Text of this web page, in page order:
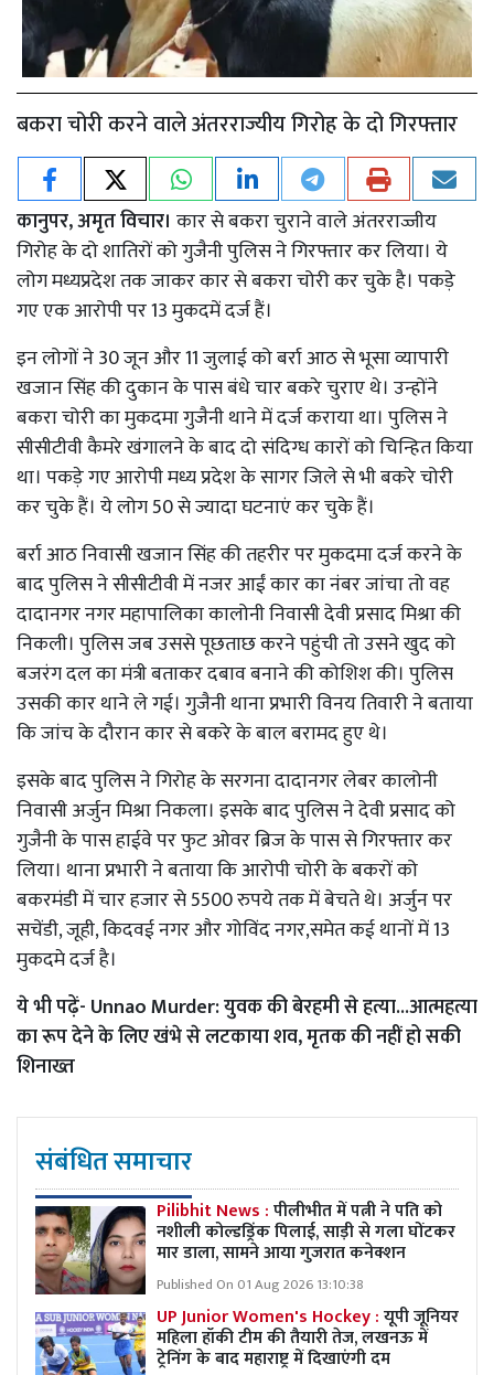
बकरा चोरी करने वाले अंतरराज्यीय गिरोह के दो गिरफ्तार
कानुपर, अमृत विचार। कार से बकरा चुराने वाले अंतरराज्जीय
गिरोह के दो शातिरों को गुजैनी पुलिस ने गिरफ्तार कर लिया। ये
लोग मध्यप्रदेश तक जाकर कार से बकरा चोरी कर चुके है। पकड़े
गए एक आरोपी पर 13 मुकदमें दर्ज हैं।
इन लोगों ने 30 जून और 11 जुलाई को बर्रा आठ से भूसा व्यापारी
खजान सिंह की दुकान के पास बंधे चार बकरे चुराए ​थे। उन्होंने
बकरा चोरी का मुकदमा गुजैनी थाने में दर्ज कराया था। पुलिस ने
सीसीटीवी कैमरे खंगालने के बाद दो संदिग्ध कारों को चिन्हित किया
था। पकड़े गए आरोपी मध्य प्रदेश के सागर जिले से भी बकरे चोरी
कर चुके हैं। ये लोग 50 से ज्यादा घटनाएं कर चुके हैं।
बर्रा आठ निवासी खजान सिंह की तहरीर पर मुकदमा दर्ज करने के
बाद पुलिस ने सीसीटीवी में नजर आईं कार का नंबर जांचा तो वह
दादानगर नगर महापालिका कालोनी निवासी देवी प्रसाद मिश्रा की
निकली। पुलिस जब उससे पूछताछ करने पहुंची तो उसने खुद को
बजरंग दल का मंत्री बताकर दबाव बनाने की को​शिश की। पुलिस
उसकी कार थाने ले गई। गुजैनी थाना प्रभारी विनय तिवारी ने बताया
कि जांच के दौरान कार से बकरे के बाल बरामद हुए थे।
इसके बाद पुलिस ने गिरोह के सरगना दादानगर लेबर कालोनी
निवासी अर्जुन मिश्रा निकला। इसके बाद पुलिस ने देवी प्रसाद को
गुजैनी के पास हाईवे पर फुट ओवर ब्रिज के पास से गिरफ्तार कर
लिया। थाना प्रभारी ने बताया कि आरोपी चोरी के बकरों को
बकरमंडी में चार हजार से 5500 रुपये तक में बेचते थे। अर्जुन पर
सचेंडी, जूही, किदवई नगर और गोविंद नगर,समेत कई थानों में 13
मुकदमे दर्ज है।
ये भी पढ़ें- Unnao Murder: युवक की बेरहमी से हत्या...आत्महत्या
का रूप देने के लिए खंभे से लटकाया शव, मृतक की नहीं हो सकी
शिनाख्त
संबंधित समाचार
Pilibhit News :पीलीभीत में पत्नी ने पति को
नशीली कोल्डड्रिंक पिलाई, साड़ी से गला घोंटकर
मार डाला, सामने आया गुजरात कनेक्शन
Published On 01 Aug 2026 13:10:38
UP Junior Women's Hockey :यूपी जूनियर
महिला हॉकी टीम की तैयारी तेज, लखनऊ में
ट्रेनिंग के बाद महाराष्ट्र में दिखाएंगी दम